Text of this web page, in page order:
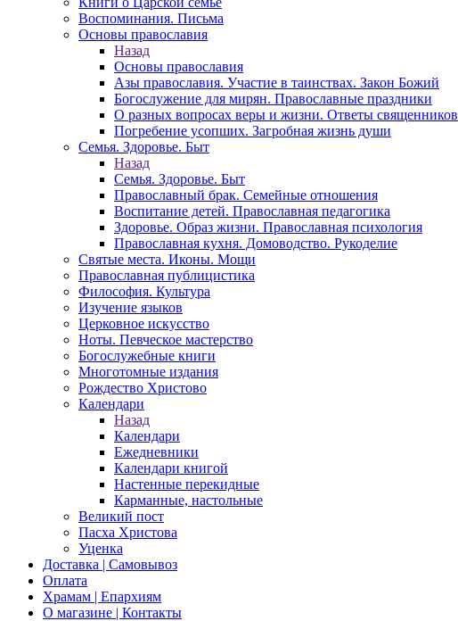
Воспоминания. Письма
Основы православия
Назад
Основы православия
Азы православия. Участие в таинствах. Закон Божий
Богослужение для мирян. Православные праздники
О разных вопросах веры и жизни. Ответы священников
Погребение усопших. Загробная жизнь души
Семья. Здоровье. Быт
Назад
Семья. Здоровье. Быт
Православный брак. Семейные отношения
Воспитание детей. Православная педагогика
Здоровье. Образ жизни. Православная психология
Православная кухня. Домоводство. Рукоделие
Святые места. Иконы. Мощи
Православная публицистика
Философия. Культура
Изучение языков
Церковное искусство
Ноты. Певческое мастерство
Богослужебные книги
Многотомные издания
Рождество Христово
Календари
Назад
Календари
Ежедневники
Календари книгой
Настенные перекидные
Карманные, настольные
Великий пост
Пасха Христова
Уценка
Доставка | Самовывоз
Оплата
Храмам | Епархиям
О магазине | Контакты